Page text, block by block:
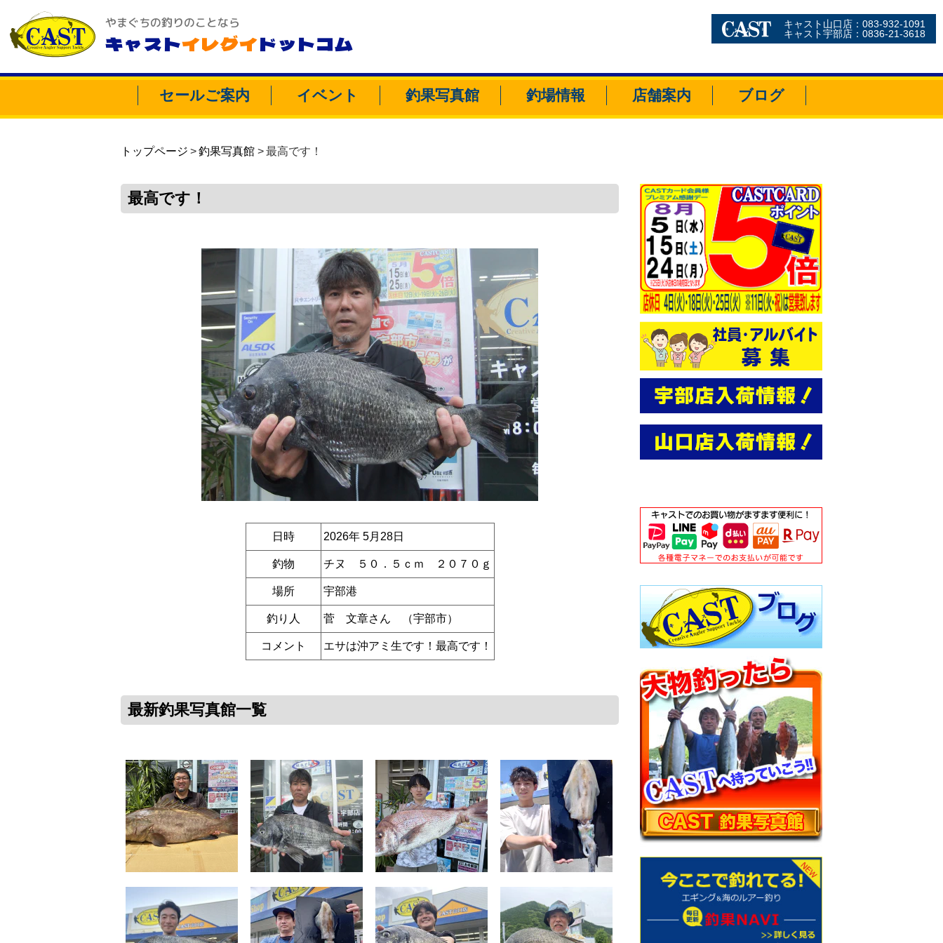
やまぐちの釣りのことなら
キャストイレグイドットコム
キャスト山口店：083-932-1091
キャスト宇部店：0836-21-3618
セールご案内 イベント 釣果写真館 釣場情報 店舗案内 ブログ
トップページ 釣果写真館 最高です！
最高です！
日時 2026年 5月28日
釣物 チヌ ５０．５ｃｍ ２０７０ｇ
場所 宇部港
釣り人 菅 文章さん （宇部市）
コメント エサは沖アミ生です！最高です！
最新釣果写真館一覧